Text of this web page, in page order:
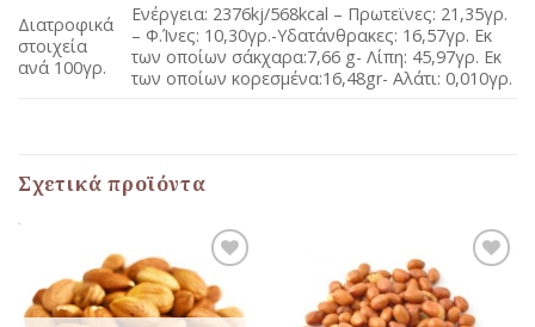
Διατροφικά
στοιχεία
ανά 100γρ.
Ενέργεια: 2376kj/568kcal – Πρωτεϊνες: 21,35γρ.
– Φ.Ίνες: 10,30γρ.-Υδατάνθρακες: 16,57γρ. Εκ
των οποίων σάκχαρα:7,66 g- Λίπη: 45,97γρ. Εκ
των οποίων κορεσμένα:16,48gr- Αλάτι: 0,010γρ.
Σχετικά προϊόντα
Προσθήκη
στη Λίστα
Αγαπημένων
Προσθήκη
στη Λίστα
Αγαπημένων